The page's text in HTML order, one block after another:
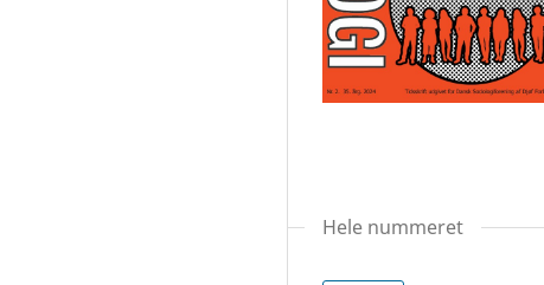
Hele nummeret